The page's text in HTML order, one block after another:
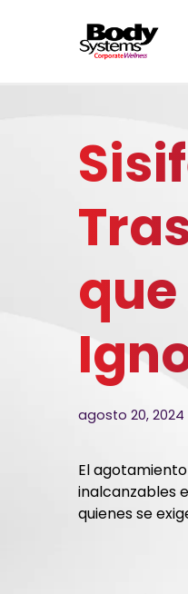
que
agosto 20, 2024
El
inalcanzables
quienes se